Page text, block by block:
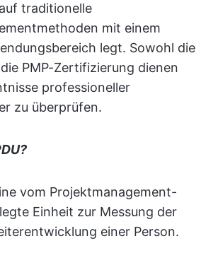
traditionelle
mit einem
legt. Sowohl die
PMP-Zertifizierung dienen
professioneller
zu überprüfen.
vom Projektmanagement-
Einheit zur Messung der
einer Person.